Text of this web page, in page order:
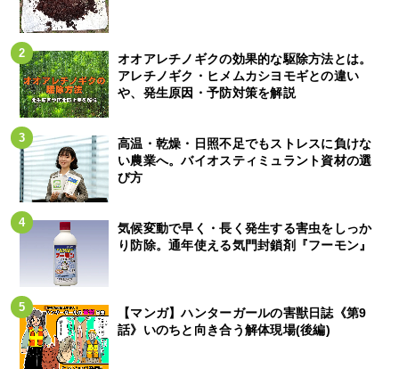
オオアレチノギクの効果的な駆除方法とは。
アレチノギク・ヒメムカシヨモギとの違い
や、発生原因・予防対策を解説
高温・乾燥・日照不足でもストレスに負けな
い農業へ。バイオスティミュラント資材の選
び方
気候変動で早く・長く発生する害虫をしっか
り防除。通年使える気門封鎖剤『フーモン』
【マンガ】ハンターガールの害獣日誌《第9
話》いのちと向き合う解体現場(後編)